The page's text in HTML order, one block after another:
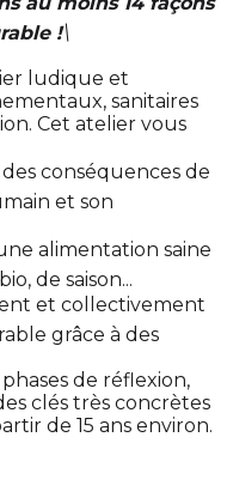
!\
ludique et
sanitaires
Cet atelier vous
conséquences de
et son
alimentation saine
de saison...
et collectivement
grâce à des
de réflexion,
clés très concrètes
de 15 ans environ.